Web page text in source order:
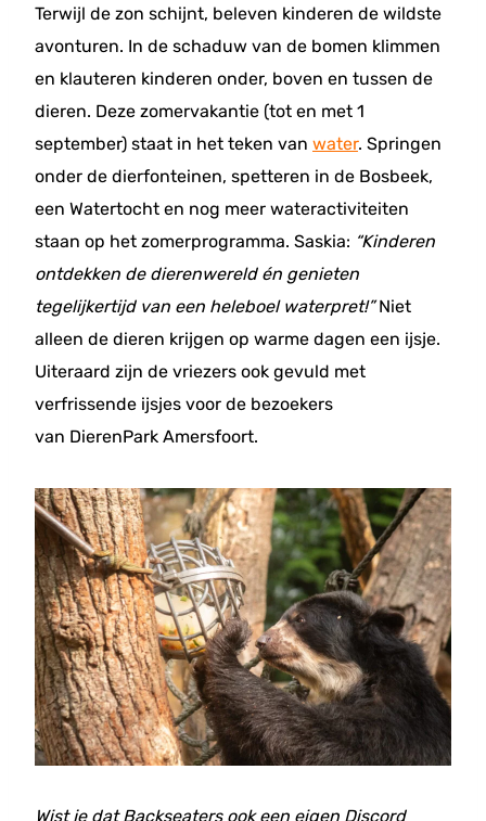
Terwijl de zon schijnt, beleven kinderen de wildste
avonturen. In de schaduw van de bomen klimmen
en klauteren kinderen onder, boven en tussen de
dieren. Deze zomervakantie (tot en met 1
september) staat in het teken van water. Springen
onder de dierfonteinen, spetteren in de Bosbeek,
een Watertocht en nog meer wateractiviteiten
staan op het zomerprogramma. Saskia: “Kinderen
ontdekken de dierenwereld én genieten
tegelijkertijd van een heleboel waterpret!”Niet
alleen de dieren krijgen op warme dagen een ijsje.
Uiteraard zijn de vriezers ook gevuld met
verfrissende ijsjes voor de bezoekers
van DierenPark Amersfoort.
Wist je dat Backseaters ook een eigen Discord